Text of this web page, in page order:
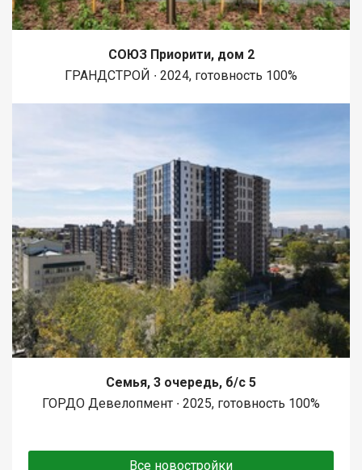
СОЮЗ Приорити, дом 2
ГРАНДСТРОЙ ∙ 2024, готовность 100%
Семья, 3 очередь, б/с 5
ГОРДО Девелопмент ∙ 2025, готовность 100%
Все новостройки